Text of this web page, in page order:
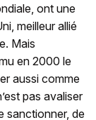
ont une
meilleur allié
Mais
en 2000 le
aussi comme
pas avaliser
sanctionner, de